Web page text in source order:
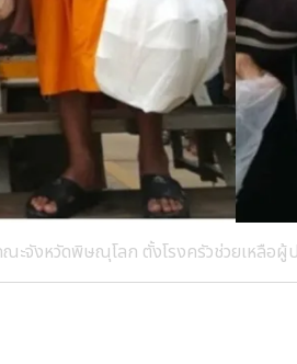
ะจังหวัดพิษณุโลก ตั้งโรงครัวช่วยเหลือผู้